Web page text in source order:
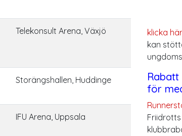
Telekonsult Arena, Växjö
Storängshallen, Huddinge
IFU Arena, Uppsala
klicka
kan
Rabatt
för